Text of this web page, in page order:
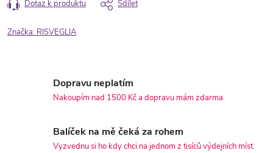
Dotaz k produktu Sdílet
Značka: RISVEGLIA
Dopravu neplatím
Nakoupím nad 1500 Kč a dopravu mám zdarma
Balíček na mě čeká za rohem
Vyzvednu si ho kdy chci na jednom z tisíců výdejních míst